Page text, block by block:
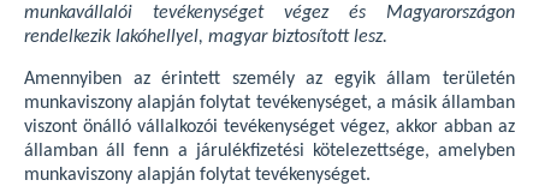
munkavállalói tevékenységet végez és Magyarországon
rendelkezik lakóhellyel, magyar biztosított lesz.
Amennyiben az érintett személy az egyik állam területén
munkaviszony alapján folytat tevékenységet, a másik államban
viszont önálló vállalkozói tevékenységet végez, akkor abban az
államban áll fenn a járulékfizetési kötelezettsége, amelyben
munkaviszony alapján folytat tevékenységet.